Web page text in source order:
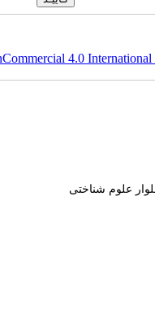
4.0 International